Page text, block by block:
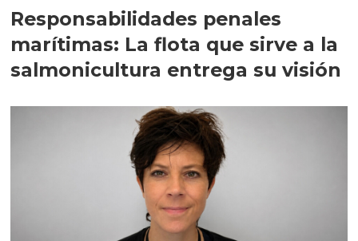
Responsabilidades penales
marítimas: La flota que sirve a la
salmonicultura entrega su visión